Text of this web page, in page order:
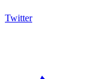
Twitter